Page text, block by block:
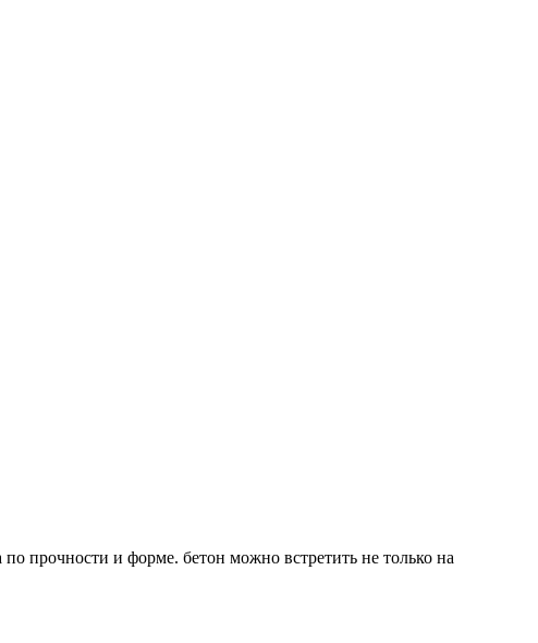
прочности и форме. бетон можно встретить не только на